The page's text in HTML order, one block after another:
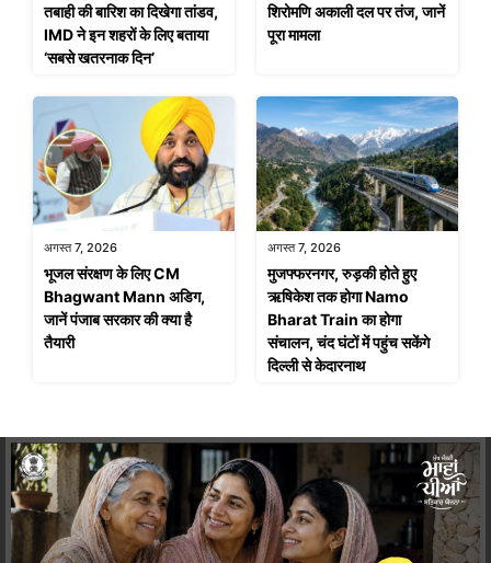
तबाही की बारिश का दिखेगा तांडव,
IMD ने इन शहरों के लिए बताया
‘सबसे खतरनाक दिन’
शिरोमणि अकाली दल पर तंज, जानें
पूरा मामला
अगस्त 7, 2026
भूजल संरक्षण के लिए CM
Bhagwant Mann अडिग,
जानें पंजाब सरकार की क्या है
तैयारी
अगस्त 7, 2026
मुजफ्फरनगर, रुड़की होते हुए
ऋषिकेश तक होगा Namo
Bharat Train का होगा
संचालन, चंद घंटों में पहुंच सकेंगे
दिल्ली से केदारनाथ